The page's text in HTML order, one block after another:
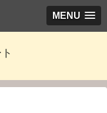
MENU